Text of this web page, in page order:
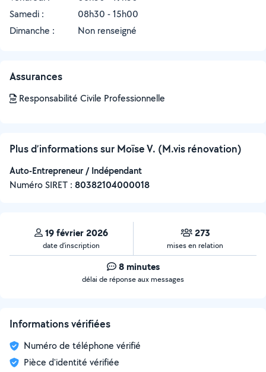
Samedi :
08h30 - 15h00
Dimanche :
Non renseigné
Assurances
Responsabilité Civile Professionnelle
Plus d’informations sur Moïse V. (M.vis rénovation)
Auto-Entrepreneur / Indépendant
Numéro SIRET : ‍80382104000018
19 février 2026
date d’inscription
273
mises en relation
8 minutes
délai de réponse aux messages
Informations vérifiées
Numéro de téléphone vérifié
Pièce d'identité vérifiée